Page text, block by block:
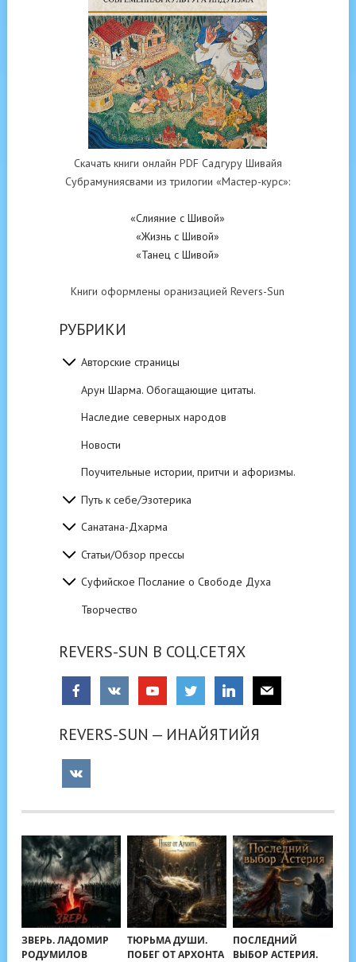
Скачать книги онлайн PDF Садгуру Шивайя
Субрамуниясвами из трилогии «Мастер-курс»:
«Слияние с Шивой»
«Жизнь с Шивой»
«Танец с Шивой»
Книги оформлены оранизацией Revers-Sun
РУБРИКИ
Авторские страницы
Арун Шарма. Обогащающие цитаты.
Наследие северных народов
Новости
Поучительные истории, притчи и афоризмы.
Путь к себе/Эзотерика
Санатана-Дхарма
Статьи/Обзор прессы
Суфийское Послание о Свободе Духа
Творчество
REVERS-SUN В СОЦ.СЕТЯХ
REVERS-SUN — ИНАЙЯТИЙЯ
ЗВЕРЬ. ЛАДОМИР
РОДУМИЛОВ
ТЮРЬМА ДУШИ.
ПОБЕГ ОТ АРХОНТА
ПОСЛЕДНИЙ
ВЫБОР АСТЕРИЯ.